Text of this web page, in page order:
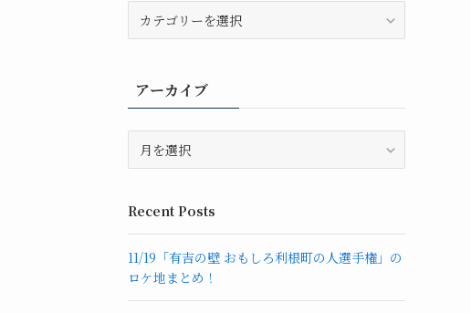
テ
ゴ
リ
アーカイブ
ブ
Recent Posts
11/19「有吉の壁 おもしろ利根町の人選手権」の
ロケ地まとめ！